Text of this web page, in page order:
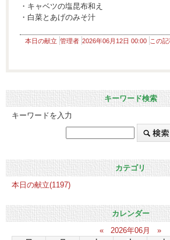
・キャベツの塩昆布和え
・白菜とあげのみそ汁
本日の献立 管理者 2026年06月12日 00:00 この
キーワード検索
キーワードを入力
カテゴリ
本日の献立(1197)
カレンダー
«
2026年06月
»